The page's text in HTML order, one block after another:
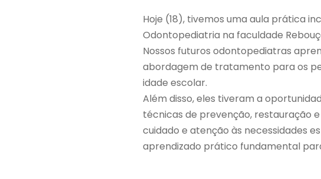
Hoje (18), tivemos uma aula prática
Odontopediatria na faculdade
Nossos futuros odontopediatras
abordagem de tratamento para os
idade escolar.
Além disso, eles tiveram a
técnicas de prevenção, restauração
cuidado e atenção às necessidades
aprendizado prático fundamental